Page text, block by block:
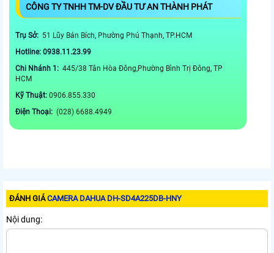
CÔNG TY TNHH TM-DV ĐẦU TƯ AN THÀNH PHÁT
Trụ Sở: 51 Lũy Bán Bích, Phường Phú Thạnh, TP.HCM
Hotline: 0938.11.23.99
Chi Nhánh 1: 445/38 Tân Hòa Đông,Phường Bình Trị Đông, TP
HCM
Kỹ Thuật: 0906.855.330
Điện Thoại: (028) 6688.4949
ĐÁNH GIÁCAMERA DAHUA DH-SD4A225DB-HNY
Nội dung: